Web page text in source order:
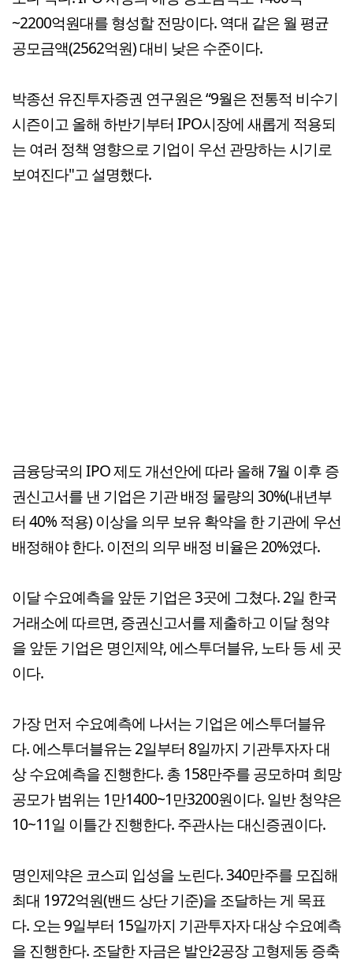
~2200억원대를 형성할 전망이다. 역대 같은 월 평균
공모금액(2562억원) 대비 낮은 수준이다.
박종선 유진투자증권 연구원은 “9월은 전통적 비수기
시즌이고 올해 하반기부터 IPO시장에 새롭게 적용되
는 여러 정책 영향으로 기업이 우선 관망하는 시기로
보여진다"고 설명했다.
금융당국의 IPO 제도 개선안에 따라 올해 7월 이후 증
권신고서를 낸 기업은 기관 배정 물량의 30%(내년부
터 40% 적용) 이상을 의무 보유 확약을 한 기관에 우선
배정해야 한다. 이전의 의무 배정 비율은 20%였다.
이달 수요예측을 앞둔 기업은 3곳에 그쳤다. 2일 한국
거래소에 따르면, 증권신고서를 제출하고 이달 청약
을 앞둔 기업은 명인제약, 에스투더블유, 노타 등 세 곳
이다.
가장 먼저 수요예측에 나서는 기업은 에스투더블유
다. 에스투더블유는 2일부터 8일까지 기관투자자 대
상 수요예측을 진행한다. 총 158만주를 공모하며 희망
공모가 범위는 1만1400~1만3200원이다. 일반 청약은
10~11일 이틀간 진행한다. 주관사는 대신증권이다.
명인제약은 코스피 입성을 노린다. 340만주를 모집해
최대 1972억원(밴드 상단 기준)을 조달하는 게 목표
다. 오는 9일부터 15일까지 기관투자자 대상 수요예측
을 진행한다. 조달한 자금은 발안2공장 고형제동 증축